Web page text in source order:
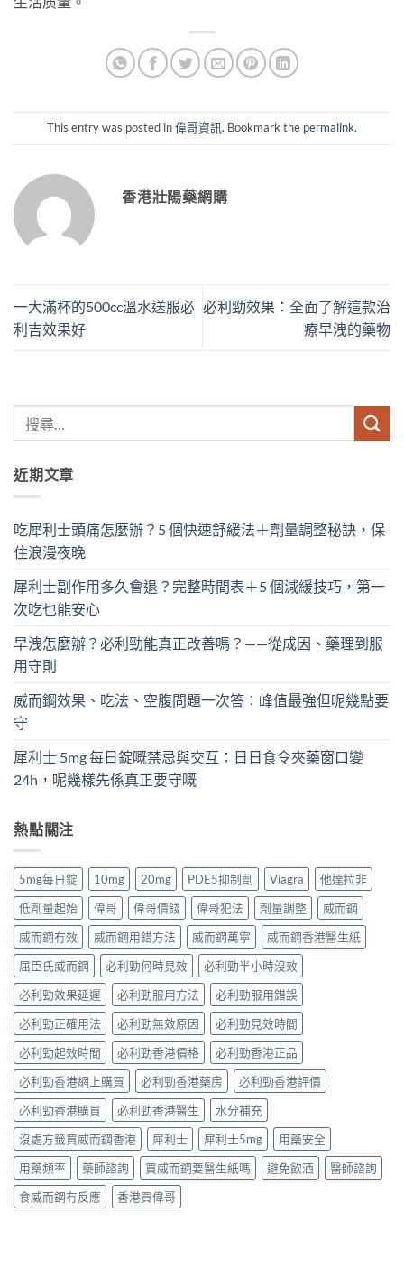
This entry was posted in偉哥資訊. Bookmark the permalink.
香港壯陽藥網購
一大滿杯的500cc溫水送服必
利吉效果好
必利勁效果：全面了解這款治
療早洩的藥物
近期文章
吃犀利士頭痛怎麼辦？5 個快速舒緩法＋劑量調整秘訣，保
住浪漫夜晚
犀利士副作用多久會退？完整時間表＋5 個減緩技巧，第一
次吃也能安心
早洩怎麼辦？必利勁能真正改善嗎？——從成因、藥理到服
用守則
威而鋼效果、吃法、空腹問題一次答：峰值最強但呢幾點要
守
犀利士 5mg 每日錠嘅禁忌與交互：日日食令夾藥窗口變
24h，呢幾樣先係真正要守嘅
熱點關注
5mg每日錠 10mg 20mg PDE5抑制劑 Viagra
他達拉非
低劑量起始
偉哥 偉哥價錢 偉哥犯法 劑量調整
威而鋼
威而鋼冇效
威而鋼用錯方法 威而鋼萬寧
威而鋼香港醫生紙
屈臣氏威而鋼
必利勁何時見效
必利勁半小時沒效
必利勁效果延遲
必利勁服用方法
必利勁服用錯誤
必利勁正確用法
必利勁無效原因
必利勁見效時間
必利勁起效時間
必利勁香港價格
必利勁香港正品
必利勁香港網上購買
必利勁香港藥房
必利勁香港評價
必利勁香港購買
必利勁香港醫生
水分補充
沒處方籤買威而鋼香港
犀利士 犀利士5mg
用藥安全
用藥頻率
藥師諮詢 買威而鋼要醫生紙嗎 避免飲酒
醫師諮詢
食威而鋼冇反應
香港買偉哥